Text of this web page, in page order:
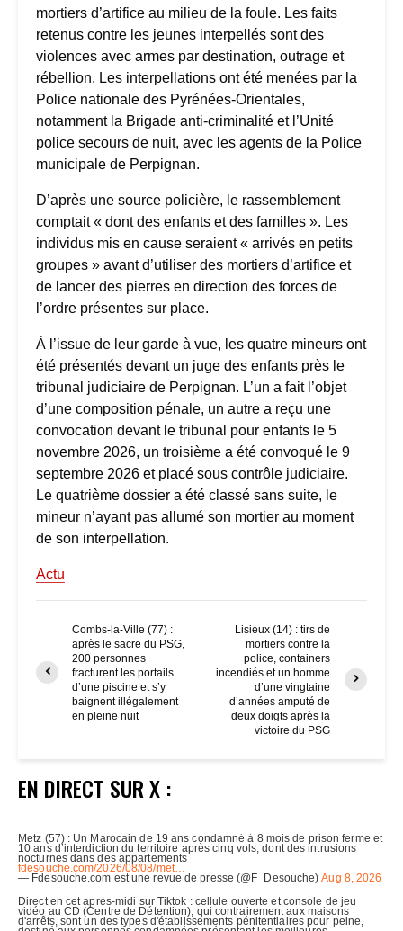
mortiers d’artifice au milieu de la foule. Les faits
retenus contre les jeunes interpellés sont des
violences avec armes par destination, outrage et
rébellion. Les interpellations ont été menées par la
Police nationale des Pyrénées-Orientales,
notamment la Brigade anti-criminalité et l’Unité
police secours de nuit, avec les agents de la Police
municipale de Perpignan.
D’après une source policière, le rassemblement
comptait « dont des enfants et des familles ». Les
individus mis en cause seraient « arrivés en petits
groupes » avant d’utiliser des mortiers d’artifice et
de lancer des pierres en direction des forces de
l’ordre présentes sur place.
À l’issue de leur garde à vue, les quatre mineurs ont
été présentés devant un juge des enfants près le
tribunal judiciaire de Perpignan. L’un a fait l’objet
d’une composition pénale, un autre a reçu une
convocation devant le tribunal pour enfants le 5
novembre 2026, un troisième a été convoqué le 9
septembre 2026 et placé sous contrôle judiciaire.
Le quatrième dossier a été classé sans suite, le
mineur n’ayant pas allumé son mortier au moment
de son interpellation.
Actu
Combs-la-Ville (77) :
après le sacre du PSG,
200 personnes
fracturent les portails
d’une piscine et s’y
baignent illégalement
en pleine nuit
Lisieux (14) : tirs de
mortiers contre la
police, containers
incendiés et un homme
d’une vingtaine
d’années amputé de
deux doigts après la
victoire du PSG
EN DIRECT SUR X :